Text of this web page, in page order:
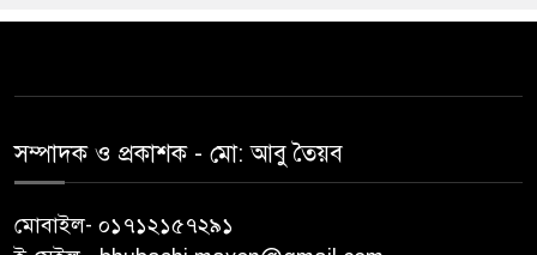
সম্পাদক ও প্রকাশক -‌ মো: আবু‌ তৈয়ব
মোবাইল- ০১৭১২১৫৭২৯১